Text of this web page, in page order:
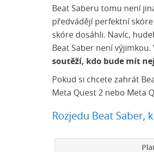
Beat Saberu tomu není
předvádějí perfektní
skóre dosáhli. Navíc,
Beat Saber není
soutěží, kdo bude mít
Pokud si chcete zahrát
Meta Quest 2 nebo Meta
Rozjedu Beat Saber,